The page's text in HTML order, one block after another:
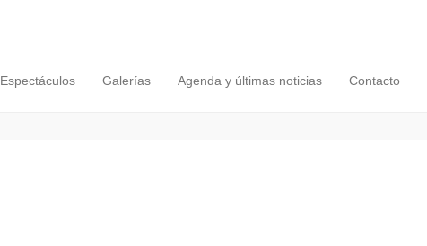
Espectáculos Galerías Agenda y últimas noticias Contacto